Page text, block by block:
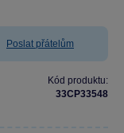
Poslat přátelům
Kód produktu:
33CP33548